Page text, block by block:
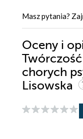
Masz pytania?
Oceny i
chorych
Lisowska